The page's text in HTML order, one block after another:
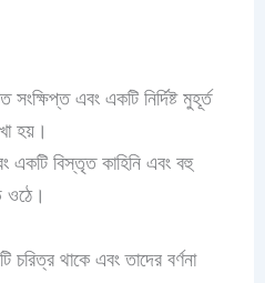
সংক্ষিপ্ত এবং একটি নির্দিষ্ট মুহূর্ত
হয়।
একটি বিস্তৃত কাহিনি এবং বহু
ওঠে।
চরিত্র থাকে এবং তাদের বর্ণনা